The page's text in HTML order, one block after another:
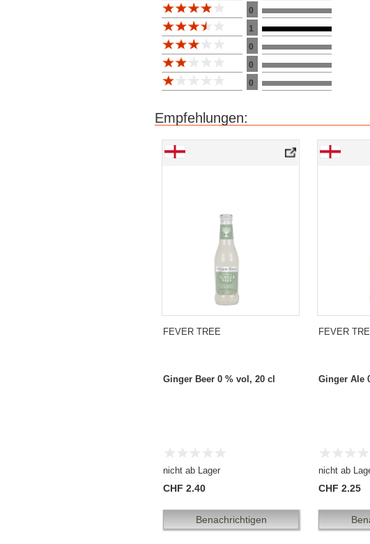
0
1
0
0
0
Empfehlungen:
FEVER TREE
Ginger Beer 0 % vol, 20 cl
nicht ab Lager
CHF 2.40
Benachrichtigen
FEVER
Ginger Ale
nicht ab
CHF 2.25